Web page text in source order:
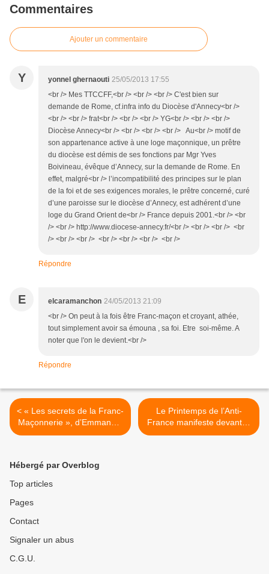
Commentaires
Ajouter un commentaire
Y yonnel ghernaouti 25/05/2013 17:55
<br /> Mes TTCCFF,<br /> <br /> <br /> C'est bien sur
demande de Rome, cf.infra info du Diocèse d'Annecy<br />
<br /> <br /> frat<br /> <br /> <br /> YG<br /> <br /> <br />
Diocèse Annecy<br /> <br /> <br /> <br /> Au<br /> motif de
son appartenance active à une loge maçonnique, un prêtre
du diocèse est démis de ses fonctions par Mgr Yves
Boivineau, évêque d’Annecy, sur la demande de Rome. En
effet, malgré<br /> l’incompatibilité des principes sur le plan
de la foi et de ses exigences morales, le prêtre concerné, curé
d’une paroisse sur le diocèse d’Annecy, est adhérent d’une
loge du Grand Orient de<br /> France depuis 2001.<br /> <br
/> <br /> http://www.diocese-annecy.fr/<br /> <br /> <br /> <br
/> <br /> <br /> <br /> <br /> <br /> <br />
Répondre
E elcaramanchon 24/05/2013 21:09
<br /> On peut à la fois être Franc-maçon et croyant, athée,
tout simplement avoir sa émouna , sa foi. Etre soi-même. A
noter que l'on le devient.<br />
Répondre
< « Les secrets de la Franc-
Maçonnerie », d’Emmanuel
Pierrat.
Le Printemps de l’Anti-
France manifeste devant le
Grand Orient de France. >
Hébergé par Overblog
Top articles
Pages
Contact
Signaler un abus
C.G.U.